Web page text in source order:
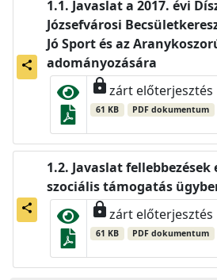
share
Javaslat a 2017. évi
Józsefvárosi
Jó Sport és az
adományozására
lockzárt előterjesztés
61 KB PDF dokumentum
share
Javaslat
szociális támogatás
lockzárt előterjesztés
61 KB PDF dokumentum